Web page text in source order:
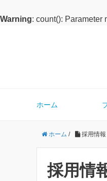
Warning: count(): Parameter
ホーム
ホーム / 採用情報
採用情